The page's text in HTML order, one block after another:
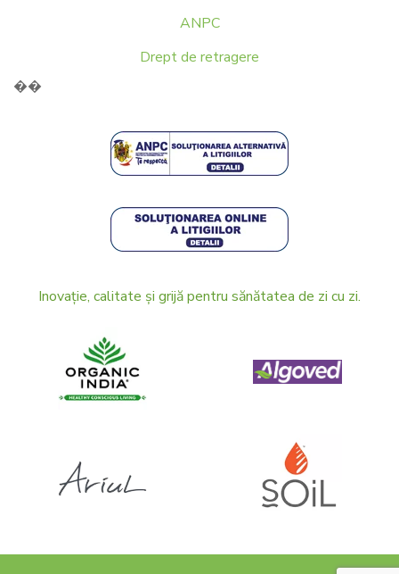
ANPC
Drept de retragere
��
Inovație, calitate și grijă pentru sănătatea de zi cu zi.